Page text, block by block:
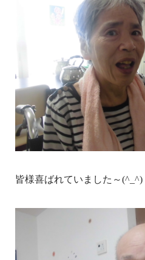
皆様喜ばれていました～(^_^)